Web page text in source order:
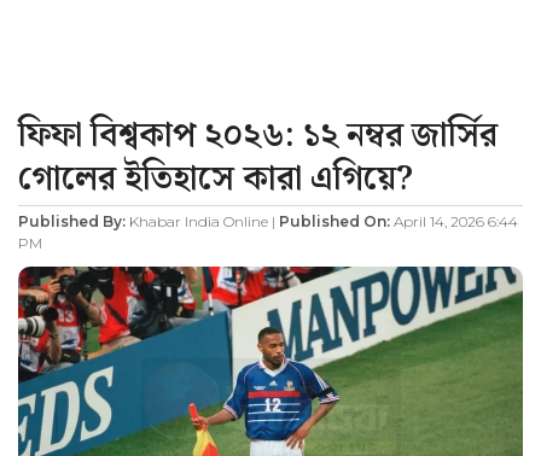
ফিফা বিশ্বকাপ ২০২৬: ১২ নম্বর জার্সির
গোলের ইতিহাসে কারা এগিয়ে?
Published By: Khabar India Online | Published On: April 14, 2026 6:44
PM